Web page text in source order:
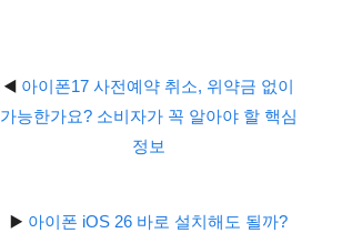
◀️ 아이폰17 사전예약 취소, 위약금 없이
가능한가요? 소비자가 꼭 알아야 할 핵심
정보
▶️ 아이폰 iOS 26 바로 설치해도 될까?